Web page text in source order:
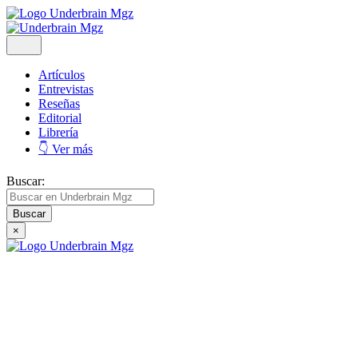
Artículos
Entrevistas
Reseñas
Editorial
Librería
👇 Ver más
Buscar:
×